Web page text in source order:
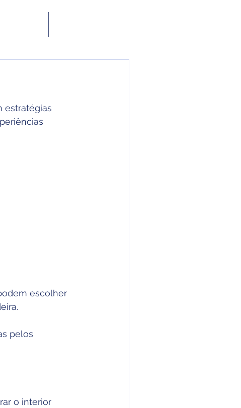
estratégias
escolher
pelos
o interior